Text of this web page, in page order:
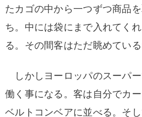
たカゴの中から一つずつ商品
ち。中には袋にまで入れてく
る。その間客はただ眺めている
しかしヨーロッパのスーパ
働く事になる。客は自分でカ
ベルトコンベアに並べる。そ